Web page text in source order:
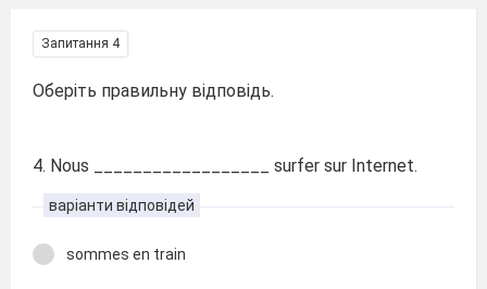
Запитання 4
Оберіть правильну відповідь.
4. Nous __________________ surfer sur Internet.
варіанти відповідей
sommes en train